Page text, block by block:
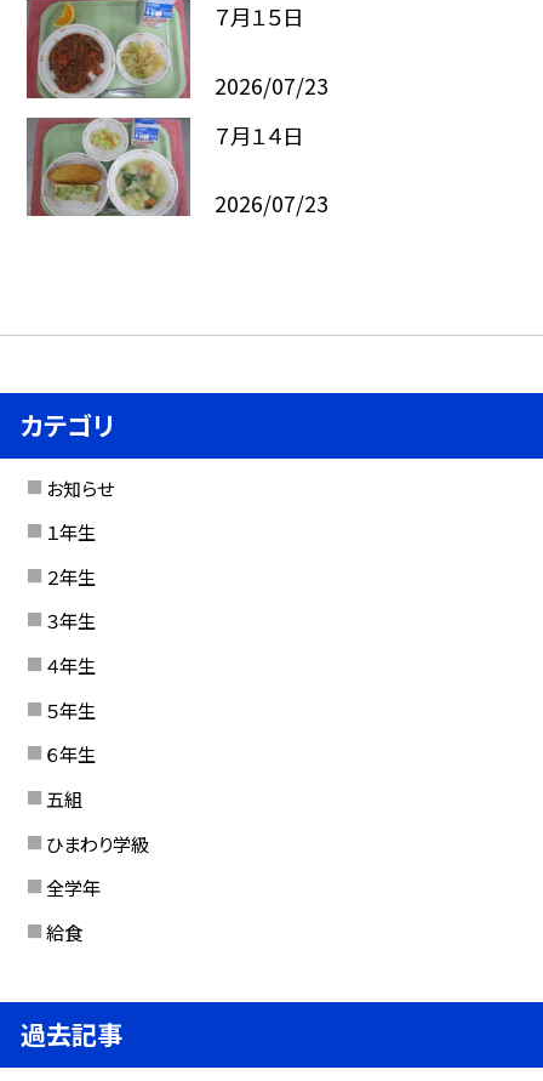
７月１５日
2026/07/23
７月１４日
2026/07/23
カテゴリ
お知らせ
１年生
２年生
３年生
４年生
５年生
６年生
五組
ひまわり学級
全学年
給食
過去記事